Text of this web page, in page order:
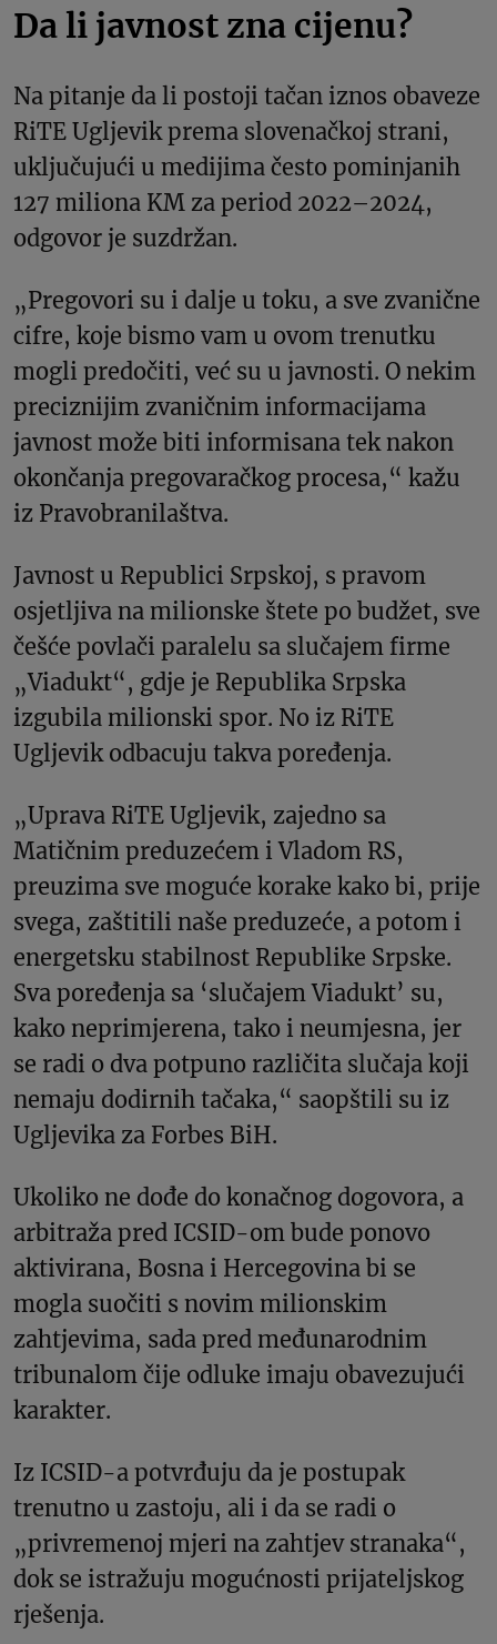
Da li javnost zna cijenu?
Na pitanje da li postoji tačan iznos obaveze
RiTE Ugljevik prema slovenačkoj strani,
uključujući u medijima često pominjanih
127 miliona KM za period 2022–2024,
odgovor je suzdržan.
„Pregovori su i dalje u toku, a sve zvanične
cifre, koje bismo vam u ovom trenutku
mogli predočiti, već su u javnosti. O nekim
preciznijim zvaničnim informacijama
javnost može biti informisana tek nakon
okončanja pregovaračkog procesa,“ kažu
iz Pravobranilaštva.
Javnost u Republici Srpskoj, s pravom
osjetljiva na milionske štete po budžet, sve
češće povlači paralelu sa slučajem firme
„Viadukt“, gdje je Republika Srpska
izgubila milionski spor. No iz RiTE
Ugljevik odbacuju takva poređenja.
„Uprava RiTE Ugljevik, zajedno sa
Matičnim preduzećem i Vladom RS,
preuzima sve moguće korake kako bi, prije
svega, zaštitili naše preduzeće, a potom i
energetsku stabilnost Republike Srpske.
Sva poređenja sa ‘slučajem Viadukt’ su,
kako neprimjerena, tako i neumjesna, jer
se radi o dva potpuno različita slučaja koji
nemaju dodirnih tačaka,“ saopštili su iz
Ugljevika za Forbes BiH.
Ukoliko ne dođe do konačnog dogovora, a
arbitraža pred ICSID-om bude ponovo
aktivirana, Bosna i Hercegovina bi se
mogla suočiti s novim milionskim
zahtjevima, sada pred međunarodnim
tribunalom čije odluke imaju obavezujući
karakter.
Iz ICSID-a potvrđuju da je postupak
trenutno u zastoju, ali i da se radi o
„privremenoj mjeri na zahtjev stranaka“,
dok se istražuju mogućnosti prijateljskog
rješenja.